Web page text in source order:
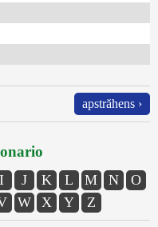
apstrăhens ›
I J K L M N
O
W X Y Z